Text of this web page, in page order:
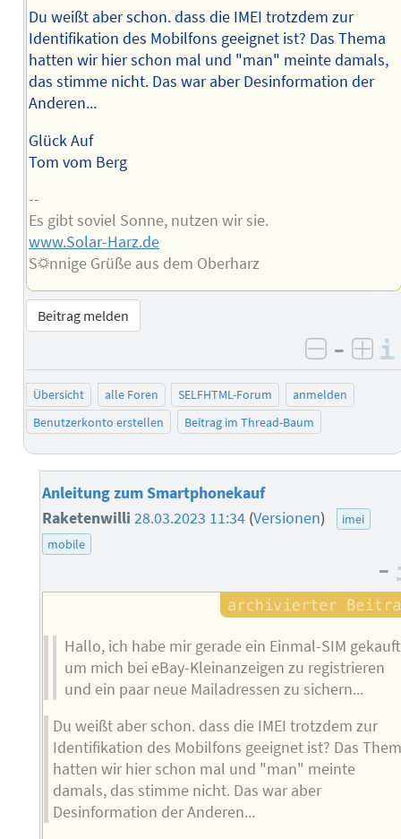
Du weißt aber schon. dass die IMEI trotzdem zur
Identifikation des Mobilfons geeignet ist? Das Thema
hatten wir hier schon mal und "man" meinte damals,
das stimme nicht. Das war aber Desinformation der
Anderen...
Glück Auf
Tom vom Berg
--
Es gibt soviel Sonne, nutzen wir sie.
www.Solar-Harz.de
S☼nnige Grüße aus dem Oberharz
Beitrag melden
negativ
–
Übersicht alle Foren SELFHTML-Forum
anmelden
Benutzerkonto erstellen
Beitrag im Thread-Baum
Anleitung zum Smartphonekauf
Raketenwilli 28.03.2023 11:34 (Versionen)
imei
mobile
–
Hallo, ich habe mir gerade ein Einmal-SIM
um mich bei eBay-Kleinanzeigen zu registrieren
und ein paar neue Mailadressen zu sichern...
Du weißt aber schon. dass die IMEI trotzdem zur
Identifikation des Mobilfons geeignet ist? Das
hatten wir hier schon mal und "man" meinte
damals, das stimme nicht. Das war aber
Desinformation der Anderen...